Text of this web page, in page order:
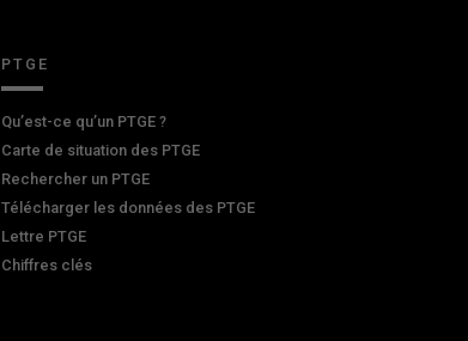
PTGE
Qu’est-ce qu’un PTGE ?
Carte de situation des PTGE
Rechercher un PTGE
Télécharger les données des PTGE
Lettre PTGE
Chiffres clés